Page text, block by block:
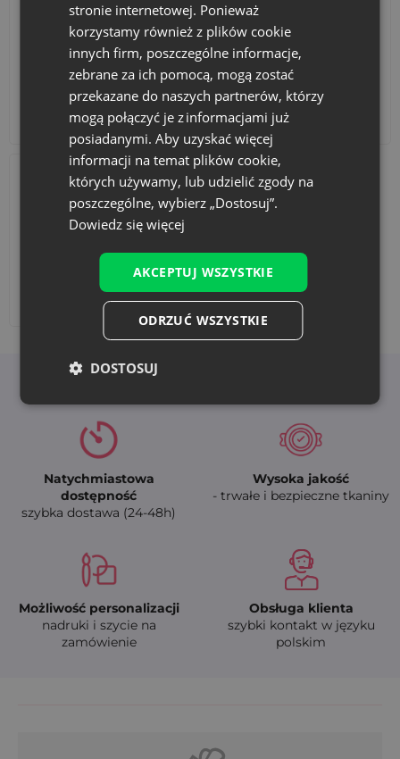
Akcesoria i dekoracje Zestawy
Dodaj nadruk
Natychmiastowa
dostępność
szybka dostawa (24-48h)
Wysoka jakość
- trwałe i bezpieczne tkaniny
Możliwość personalizacji
nadruki i szycie na
zamówienie
Obsługa klienta
szybki kontakt w języku
polskim
stronie internetowej. Ponieważ
korzystamy również z plików cookie
innych firm, poszczególne informacje,
zebrane za ich pomocą, mogą zostać
przekazane do naszych partnerów, którzy
mogą połączyć je z informacjami już
posiadanymi. Aby uzyskać więcej
informacji na temat plików cookie,
których używamy, lub udzielić zgody na
poszczególne, wybierz „Dostosuj”.
Dowiedz się więcej
AKCEPTUJ WSZYSTKIE
ODRZUĆ WSZYSTKIE
DOSTOSUJ